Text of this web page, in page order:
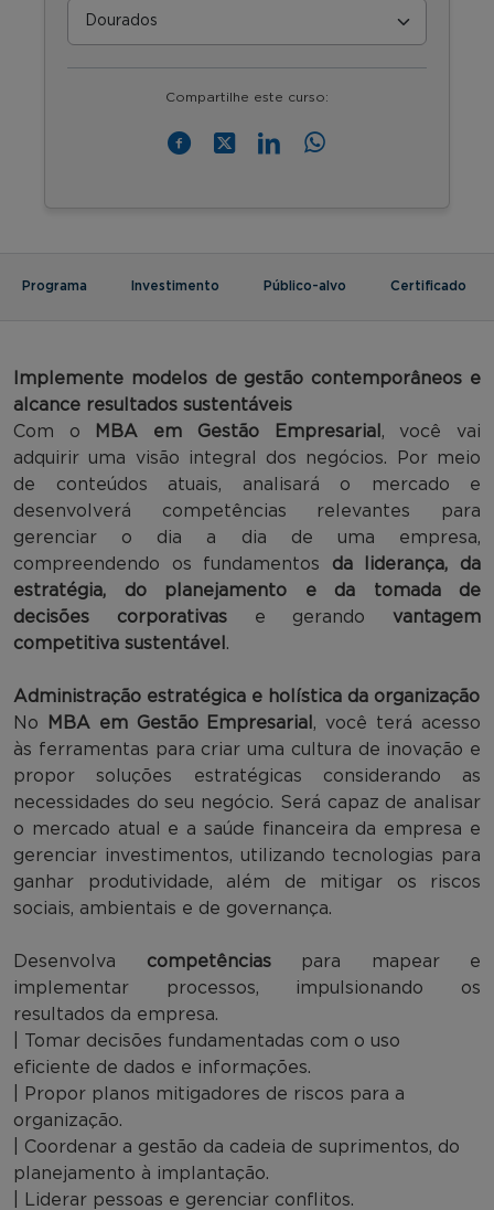
Compartilhe este curso:
Programa Investimento Público-alvo Certificado
Implemente modelos de gestão contemporâneos e
alcance resultados sustentáveis
Com o
MBA em Gestão Empresarial , você vai
adquirir uma visão integral dos negócios. Por meio
de conteúdos atuais, analisará o mercado e
desenvolverá competências relevantes para
gerenciar o dia a dia de uma empresa,
compreendendo os fundamentos da liderança, da
estratégia, do planejamento e da tomada de
decisões corporativas e gerando vantagem
competitiva sustentável .
Administração estratégica e holística da organização
No
MBA em Gestão Empresarial , você terá acesso
às ferramentas para criar uma cultura de inovação e
propor soluções estratégicas considerando as
necessidades do seu negócio. Será capaz de analisar
o mercado atual e a saúde financeira da empresa e
gerenciar investimentos, utilizando tecnologias para
ganhar produtividade, além de mitigar os riscos
sociais, ambientais e de governança.
Desenvolva competênciaspara mapear e
implementar processos, impulsionando os
resultados da empresa.
| Tomar decisões fundamentadas com o uso
eficiente de dados e informações.
| Propor planos mitigadores de riscos para a
organização.
| Coordenar a gestão da cadeia de suprimentos, do
planejamento à implantação.
| Liderar pessoas e gerenciar conflitos.